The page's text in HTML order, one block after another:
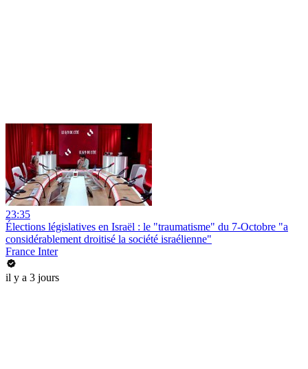
23:35
Élections législatives en Israël : le "traumatisme" du 7-Octobre "a
considérablement droitisé la société israélienne"
France Inter
il y a 3 jours